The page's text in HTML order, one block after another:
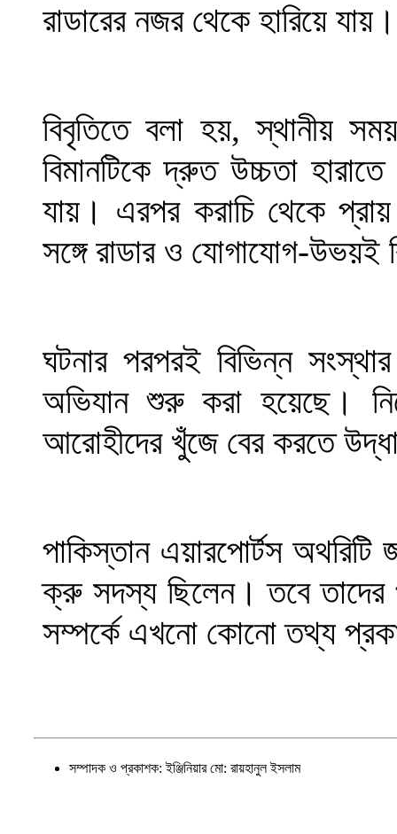
রাডারের নজর থেকে হারিয়ে যায়।
বিবৃতিতে বলা হয়, স্থানীয়
বিমানটিকে দ্রুত উচ্চতা
যায়। এরপর করাচি থেকে প্রায়
সঙ্গে রাডার ও যোগাযোগ-উভয়ই
ঘটনার পরপরই বিভিন্ন
অভিযান শুরু করা হয়েছে।
আরোহীদের খুঁজে বের করতে
পাকিস্তান এয়ারপোর্টস অথরিটি
ক্রু সদস্য ছিলেন। তবে তাদের
সম্পর্কে এখনো কোনো তথ্য
সম্পাদক ও প্রকাশক: ইঞ্জিনিয়ার মো: রায়হানুল ইসলাম